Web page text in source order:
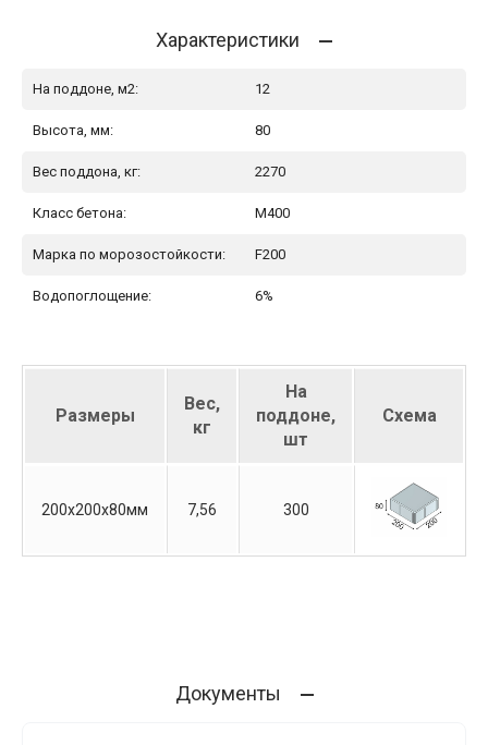
Характеристики
На поддоне, м2: 12
Высота, мм: 80
Вес поддона, кг: 2270
Класс бетона: М400
Марка по морозостойкости: F200
Водопоглощение: 6%
Размеры
Вес,
кг
На
поддоне,
шт
Схема
200х200х80мм 7,56 300
Документы